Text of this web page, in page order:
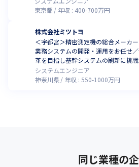
東京都
年収 : 400-700万円
株式会社ミツトヨ
＜宇都宮＞精密測定機の総合メーカ
業務システムの開発・運用をお任せ
革を目指し基幹システムの刷新に挑
システムエンジニア
神奈川県
年収 : 550-1000万円
同じ業種の